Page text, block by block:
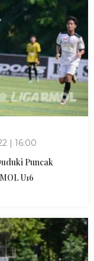
| 16:00
Puncak
U16